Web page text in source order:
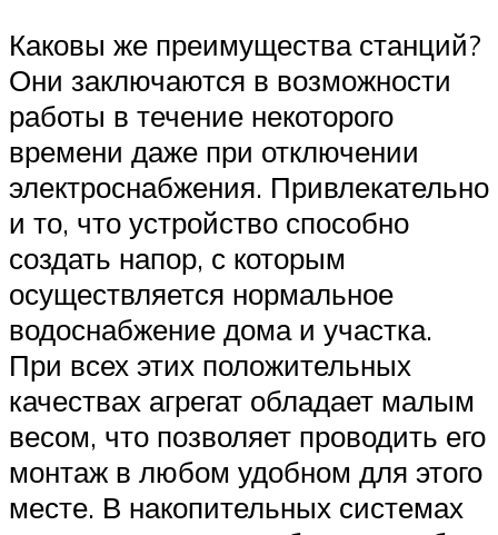
Каковы же преимущества станций?
Они заключаются в возможности
работы в течение некоторого
времени даже при отключении
электроснабжения. Привлекательно
и то, что устройство способно
создать напор, с которым
осуществляется нормальное
водоснабжение дома и участка.
При всех этих положительных
качествах агрегат обладает малым
весом, что позволяет проводить его
монтаж в любом удобном для этого
месте. В накопительных системах